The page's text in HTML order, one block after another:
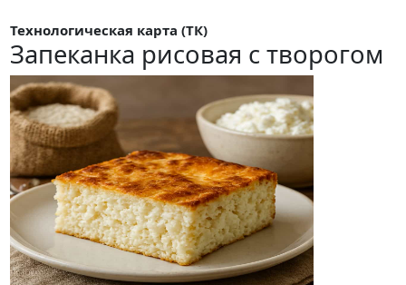
Технологическая карта (ТК)
Запеканка рисовая с творогом